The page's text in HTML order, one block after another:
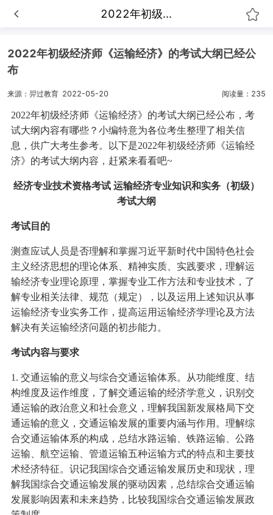
2022年初级...
2022年初级经济师《运输经济》的考试大纲已经公
布
来源：羿过教育 2022-05-20 阅读量：235
2022年初级经济师《运输经济》的考试大纲已经公布，考
试大纲内容有哪些？小编特意为各位考生整理了相关信
息，供广大考生参考。以下是2022年初级经济师《运输经
济》的考试大纲内容，赶紧来看看吧~
经济专业技术资格考试 运输经济专业知识和实务（初级）
考试大纲
考试目的
测查应试人员是否理解和掌握习近平新时代中国特色社会
主义经济思想的理论体系、精神实质、实践要求，理解运
输经济专业理论原理，掌握专业工作方法和专业技术，了
解专业相关法律、规范（规定），以及运用上述知识从事
运输经济专业实务工作，提高运用运输经济学理论及方法
解决有关运输经济问题的初步能力。
考试内容与要求
1. 交通运输的意义与综合交通运输体系。从功能维度、结
构维度及运作维度，了解交通运输的经济学意义，识别交
通运输的政治意义和社会意义，理解我国新发展格局下交
通运输的意义，交通运输发展的重要内涵与作用。理解综
合交通运输体系的构成，总结水路运输、铁路运输、公路
运输、航空运输、管道运输五种运输方式的特点和主要技
术经济特征。识记我国综合交通运输发展历史和现状，理
解我国综合交通运输发展的驱动因素，总结综合交通运输
发展影响因素和未来趋势，比较我国综合交通运输发展政